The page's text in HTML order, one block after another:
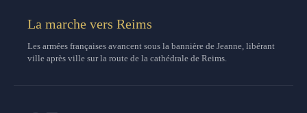
La marche vers Reims
Les armées françaises avancent sous la bannière de Jeanne, libérant
ville après ville sur la route de la cathédrale de Reims.